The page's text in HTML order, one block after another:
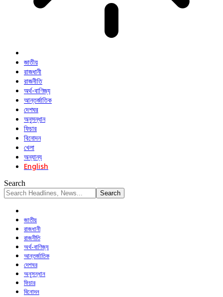
জাতীয়
রাজধানী
রাজনীতি
অর্থ-বাণিজ্য
আন্তর্জাতিক
দেশঘর
অনুসন্ধান
ফিচার
বিনোদন
খেলা
অন্যান্য
English
Search
জাতীয়
রাজধানী
রাজনীতি
অর্থ-বাণিজ্য
আন্তর্জাতিক
দেশঘর
অনুসন্ধান
ফিচার
বিনোদন